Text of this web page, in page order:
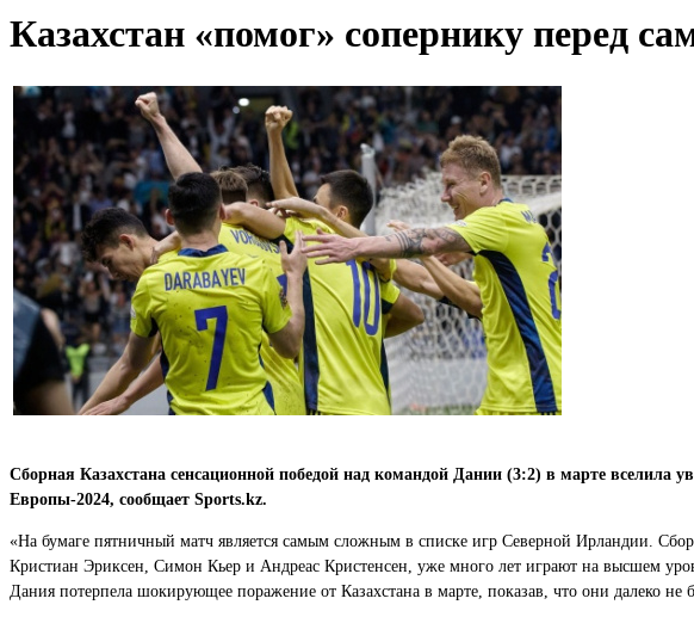
Казахстан «помог» сопернику перед
Сборная Казахстана сенсационной победой над командой Дании (3:2) в марте вселила
Европы-2024, сообщает Sports.kz.
«На бумаге пятничный матч является самым сложным в списке игр Северной Ирландии.
Кристиан Эриксен, Симон Кьер и Андреас Кристенсен, уже много лет играют на высшем
Дания потерпела шокирующее поражение от Казахстана в марте, показав, что они далеко